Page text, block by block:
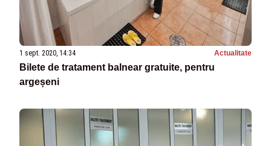
1 sept. 2020, 14:34 Actualitate
Bilete de tratament balnear gratuite, pentru
argeșeni